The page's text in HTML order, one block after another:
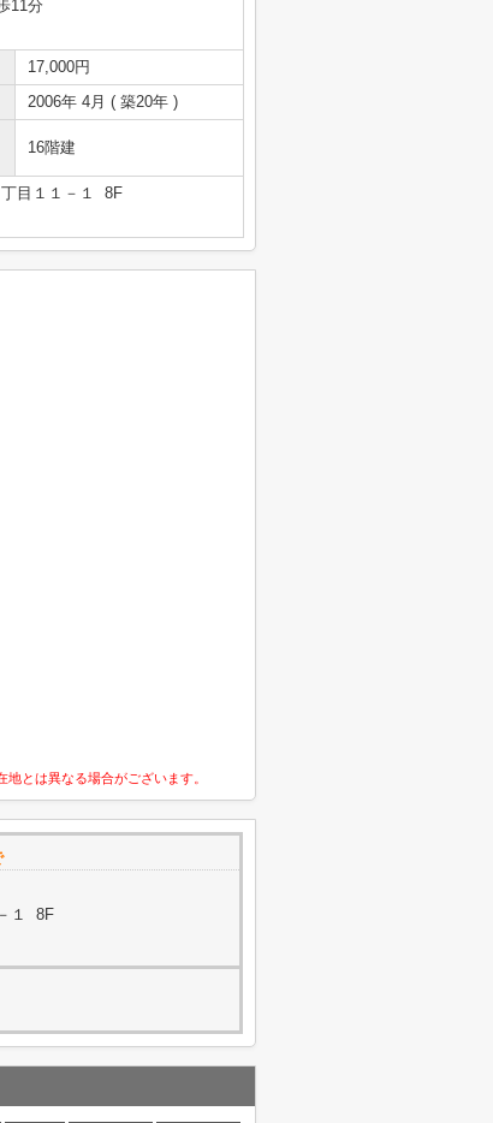
11分
17,000円
2006年 4月 ( 築20年 )
16階建
目１１－１ 8F
とは異なる場合がございます。
１ 8F